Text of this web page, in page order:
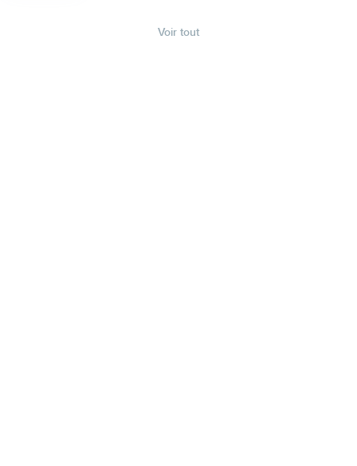
Voir tout